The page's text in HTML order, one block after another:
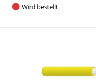
Wird bestellt